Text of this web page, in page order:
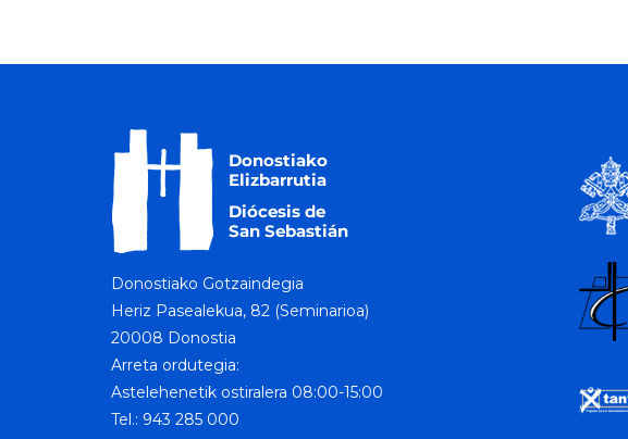
Donostiako Gotzaindegia
Heriz Pasealekua, 82 (Seminarioa)
20008 Donostia
Arreta ordutegia:
Astelehenetik ostiralera 08:00-15:00
Tel.: 943 285 000